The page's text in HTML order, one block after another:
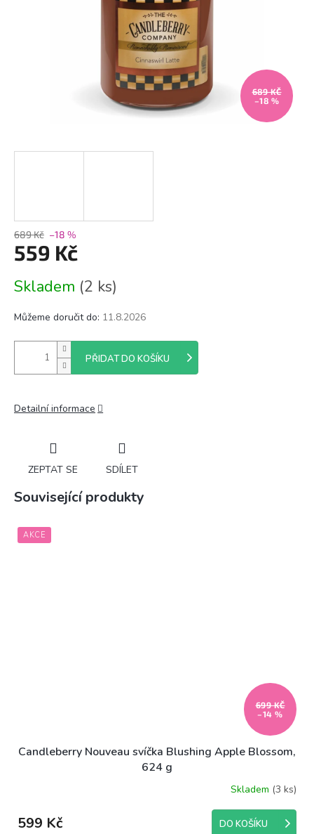
689 KČ
–18 %
689 Kč –18 %
559 Kč
cena:
Skladem (2 ks)
Můžeme doručit do: 11.8.2026
PŘIDAT DO KOŠÍKU
Detailní informace
ZEPTAT SE SDÍLET
Související produkty
AKCE
699 KČ
–14 %
Candleberry Nouveau svíčka Blushing Apple Blossom,
624 g
Skladem (3 ks)
599 Kč DO KOŠÍKU